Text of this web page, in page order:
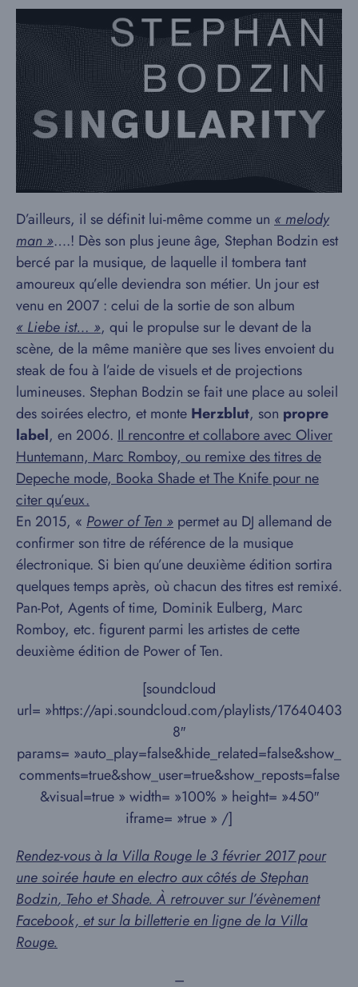
D’ailleurs, il se définit lui-même comme un « melody
man »….! Dès son plus jeune âge, Stephan Bodzin est
bercé par la musique, de laquelle il tombera tant
amoureux qu’elle deviendra son métier. Un jour est
venu en 2007 : celui de la sortie de son album
« Liebe ist… », qui le propulse sur le devant de la
scène, de la même manière que ses lives envoient du
steak de fou à l’aide de visuels et de projections
lumineuses. Stephan Bodzin se fait une place au soleil
des soirées electro, et monte Herzblut, son propre
label, en 2006. Il rencontre et collabore avec Oliver
Huntemann, Marc Romboy, ou remixe des titres de
Depeche mode, Booka Shade et The Knife pour ne
citer qu’eux.
En 2015, « Power of Ten » permet au DJ allemand de
confirmer son titre de référence de la musique
électronique. Si bien qu’une deuxième édition sortira
quelques temps après, où chacun des titres est remixé.
Pan-Pot, Agents of time, Dominik Eulberg, Marc
Romboy, etc. figurent parmi les artistes de cette
deuxième édition de Power of Ten.
[soundcloud
url= »https://api.soundcloud.com/playlists/17640403
8″
params= »auto_play=false&hide_related=false&show_
comments=true&show_user=true&show_reposts=false
&visual=true » width= »100% » height= »450″
iframe= »true » /]
Rendez-vous à la Villa Rouge le 3 février 2017 pour
une soirée haute en electro aux côtés de Stephan
Bodzin, Teho etShade. À retrouver sur l’évènement
Facebook, et sur la billetterie en ligne de la Villa
Rouge.
–